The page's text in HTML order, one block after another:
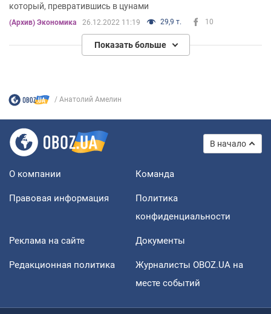
который, превратившись в цунами
(Архив) Экономика 26.12.2022 11:19 29,9 т. 10
Показать больше
Анатолий Амелин
В начало
О компании Команда
Правовая информация
Политика
конфиденциальности
Реклама на сайте Документы
Редакционная политика
Журналисты OBOZ.UA на
месте событий